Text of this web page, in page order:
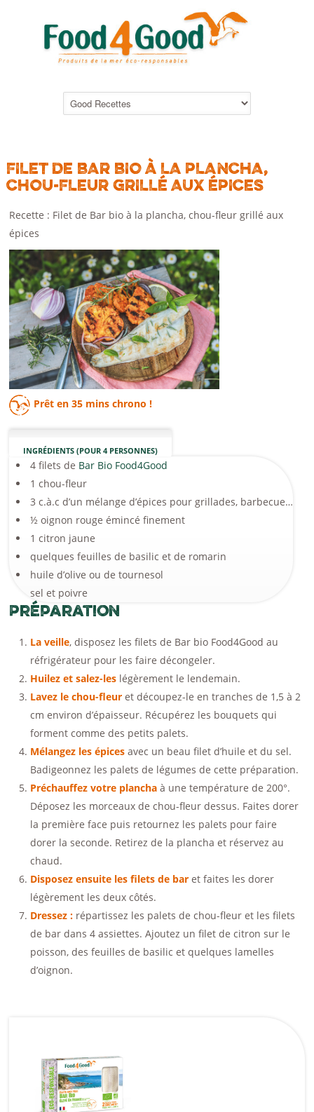
FILET DE BAR BIO À LA PLANCHA,
CHOU-FLEUR GRILLÉ AUX ÉPICES
Recette : Filet de Bar bio à la plancha, chou-fleur grillé aux
épices
Prêt en35 mins chrono !
INGRÉDIENTS (POUR 4 PERSONNES)
4 filets de Bar Bio Food4Good
1 chou-fleur
3 c.à.c d’un mélange d’épices pour grillades, barbecue…
½ oignon rouge émincé finement
1 citron jaune
quelques feuilles de basilic et de romarin
huile d’olive ou de tournesol
sel et poivre
Préparation
La veille, disposez les filets de Bar bio Food4Good au
réfrigérateur pour les faire décongeler.
Huilez et salez-les légèrement le lendemain.
Lavez le chou-fleur et découpez-le en tranches de 1,5 à 2
cm environ d’épaisseur. Récupérez les bouquets qui
forment comme des petits palets.
Mélangez les épices avec un beau filet d’huile et du sel.
Badigeonnez les palets de légumes de cette préparation.
Préchauffez votre plancha à une température de 200°.
Déposez les morceaux de chou-fleur dessus. Faites dorer
la première face puis retournez les palets pour faire
dorer la seconde. Retirez de la plancha et réservez au
chaud.
Disposez ensuite les filets de bar et faites les dorer
légèrement les deux côtés.
Dressez : répartissez les palets de chou-fleur et les filets
de bar dans 4 assiettes. Ajoutez un filet de citron sur le
poisson, des feuilles de basilic et quelques lamelles
d’oignon.